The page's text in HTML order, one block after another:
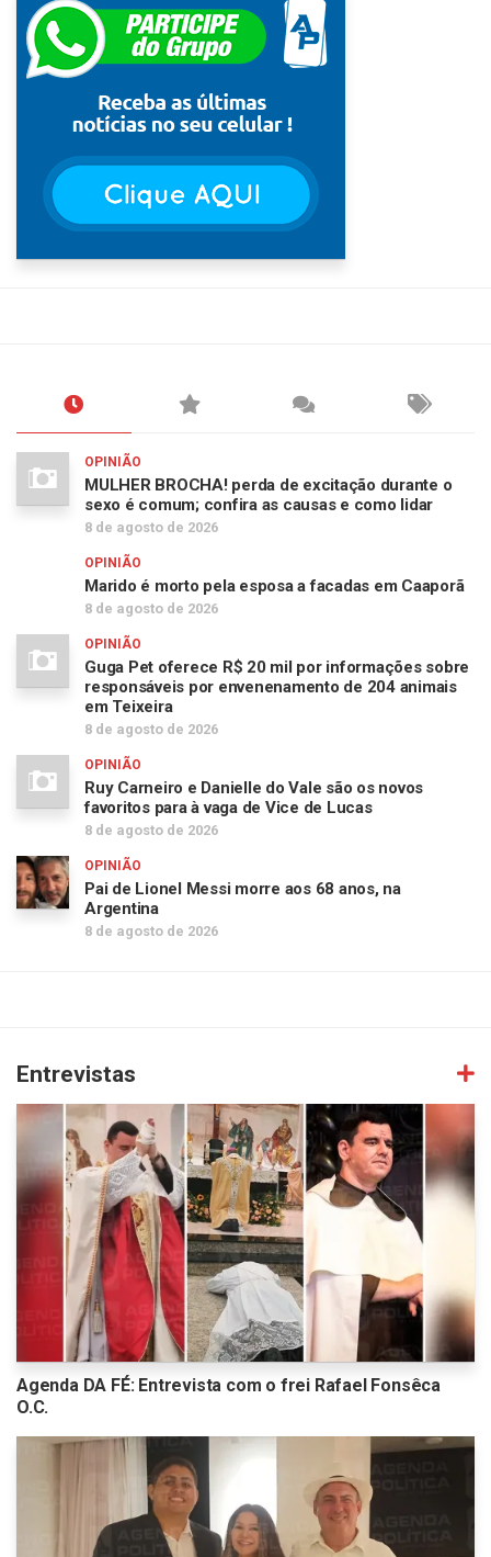
OPINIÃO
MULHER BROCHA! perda de excitação durante o
sexo é comum; confira as causas e como lidar
8 de agosto de 2026
OPINIÃO
Marido é morto pela esposa a facadas em Caaporã
8 de agosto de 2026
OPINIÃO
Guga Pet oferece R$ 20 mil por informações sobre
responsáveis por envenenamento de 204 animais
em Teixeira
8 de agosto de 2026
OPINIÃO
Ruy Carneiro e Danielle do Vale são os novos
favoritos para à vaga de Vice de Lucas
8 de agosto de 2026
OPINIÃO
Pai de Lionel Messi morre aos 68 anos, na
Argentina
8 de agosto de 2026
Entrevistas
Agenda DA FÉ: Entrevista com o frei Rafael Fonsêca
O.C.